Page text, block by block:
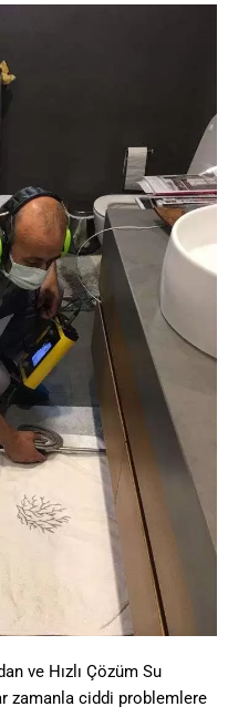
ve Hızlı Çözüm Su
zamanla ciddi problemlere